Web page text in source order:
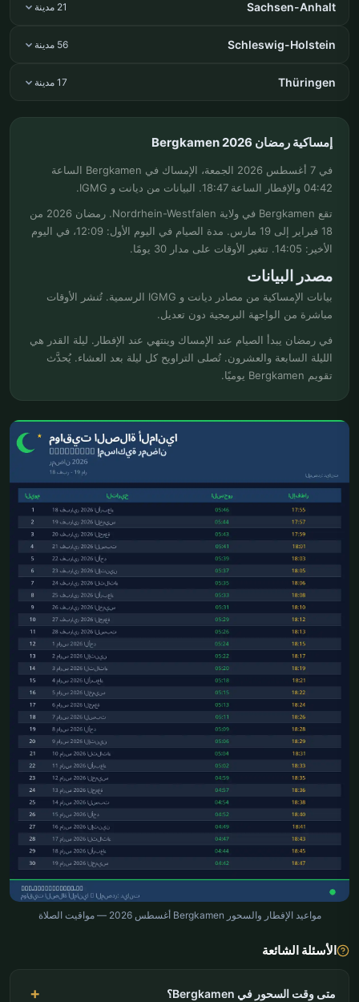
Sachsen-Anhalt 21 مدينة
Schleswig-Holstein 56 مدينة
Thüringen 17 مدينة
إمساكية رمضان Bergkamen 2026
في 7 أغسطس 2026 الجمعة، الإمساك في Bergkamen الساعة
04:42 والإفطار الساعة 18:47. البيانات من ديانت و IGMG.
تقع Bergkamen في ولاية Nordrhein-Westfalen. رمضان 2026 من
18 فبراير إلى 19 مارس. مدة الصيام في اليوم الأول: 12:09، في اليوم
الأخير: 14:05. تتغير الأوقات على مدار 30 يومًا.
مصدر البيانات
بيانات الإمساكية من مصادر ديانت و IGMG الرسمية. تُنشر الأوقات
مباشرة من الواجهة البرمجية دون تعديل.
في رمضان يبدأ الصيام عند الإمساك وينتهي عند الإفطار. ليلة القدر هي
الليلة السابعة والعشرون. تُصلى التراويح كل ليلة بعد العشاء. يُحدَّث
تقويم Bergkamen يوميًا.
مواعيد الإفطار والسحور Bergkamen أغسطس 2026 — مواقيت الصلاة
الأسئلة الشائعة
متى وقت السحور في Bergkamen؟